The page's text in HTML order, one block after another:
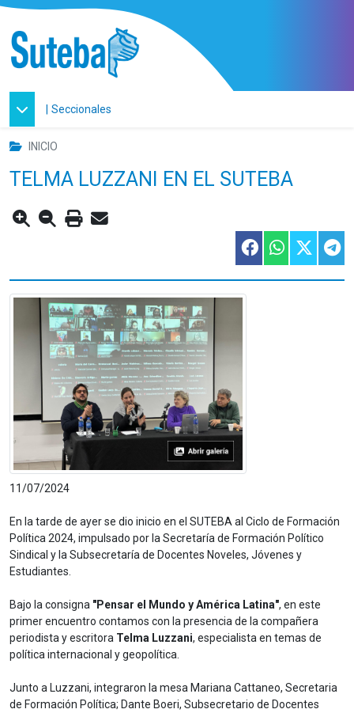
| Seccionales
INICIO
TELMA LUZZANI EN EL SUTEBA
11/07/2024
En la tarde de ayerse dio inicio en el SUTEBA al Ciclo de Formación
Política 2024, impulsado por la Secretaría de Formación Político
Sindical y la Subsecretaría de Docentes Noveles, Jóvenes y
Estudiantes.
Bajo la consigna "Pensar el Mundo y América Latina", en este
primer encuentro contamos con la presencia de la compañera
periodista y escritora Telma Luzzani, especialista en temas de
política internacional y geopolítica.
Junto a Luzzani, integraron la mesa Mariana Cattaneo, Secretaria
de Formación Política; Dante Boeri, Subsecretario de Docentes